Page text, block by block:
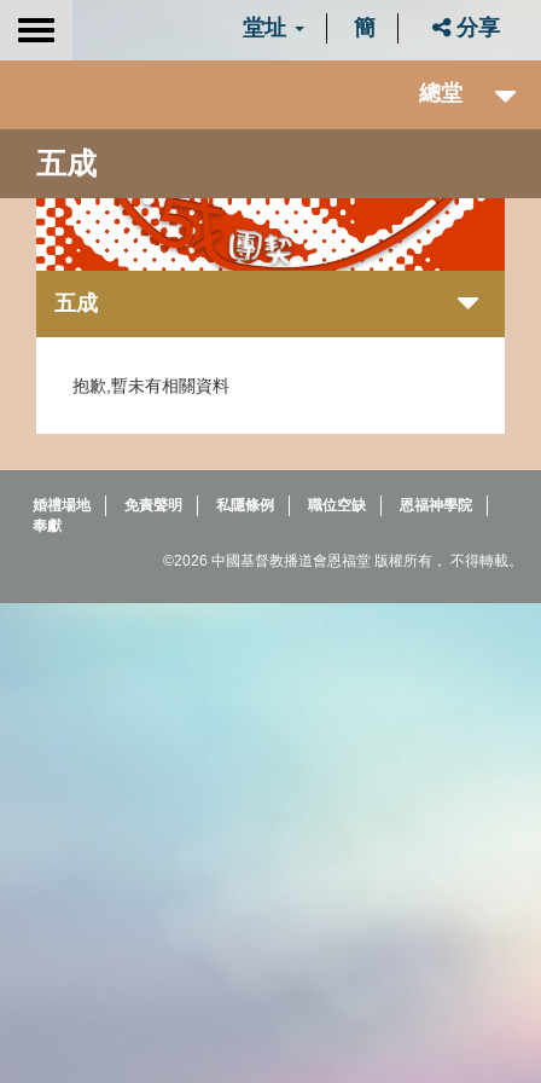
Toggle
堂址 簡 分享
總堂
五成
五成
抱歉,暫未有相關資料
婚禮場地 免責聲明 私隱條例 職位空缺
恩福神學院
奉獻
©2026 中國基督教播道會恩福堂 版權所有， 不得轉載。